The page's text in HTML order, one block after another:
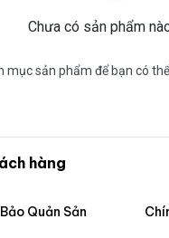
Chưa có sản phẩm
sản phẩm để bạn có
hàng
Quản Sản